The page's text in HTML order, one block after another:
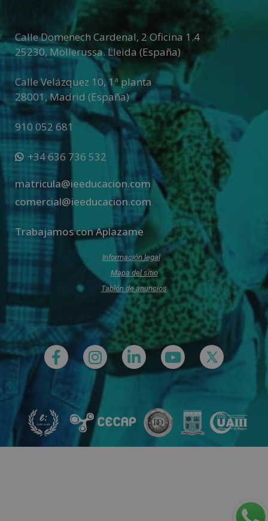
Calle Domenech Cardenal, 2 Oficina 1.4
25230, Mollerussa. Lleida (España)
Calle Velázquez 10, 1ª planta
28001,Madrid (España)
910 052 681
+34 636 736 532
matricula@ieeducacion.com
comercial@ieeducacion.com
Trabajamos con Aplazame
Información legal
Mapa del sitio
Tablón de anuncios